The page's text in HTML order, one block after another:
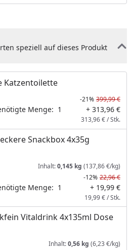
speziell auf dieses Produkt
Katzentoilette
-21% 399,99 €
Menge: 1 + 313,96 €
313,96 € / Stk.
Snackbox 4x35g
Inhalt:0,145 kg (137,86 €/kg)
-12% 22,96 €
Menge: 1 + 19,99 €
19,99 € / Stk.
Vitaldrink 4x135ml Dose
Inhalt:0,56 kg (6,23 €/kg)